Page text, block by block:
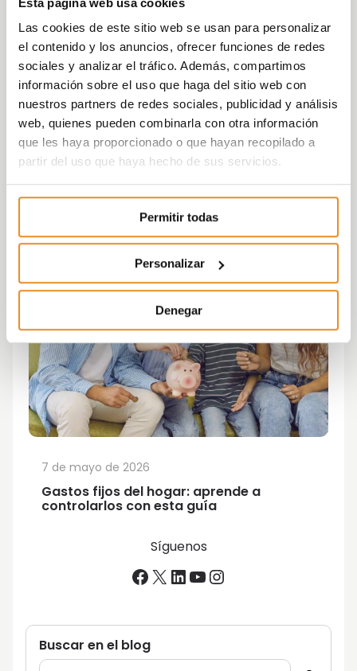
Las cookies de este sitio web se usan para personalizar
el contenido y los anuncios, ofrecer funciones de redes
sociales y analizar el tráfico. Además, compartimos
información sobre el uso que haga del sitio web con
nuestros partners de redes sociales, publicidad y análisis
web, quienes pueden combinarla con otra información
que les haya proporcionado o que hayan recopilado a
partir del uso que haya hecho de sus servicios.
Permitir todas
Personalizar
Denegar
Gastos fijos del hogar: aprende a
controlarlos con esta guía
7 de mayo de 2026
Síguenos
Facebook
X LinkedIn
YouTube
Instagram
Buscar en el blog